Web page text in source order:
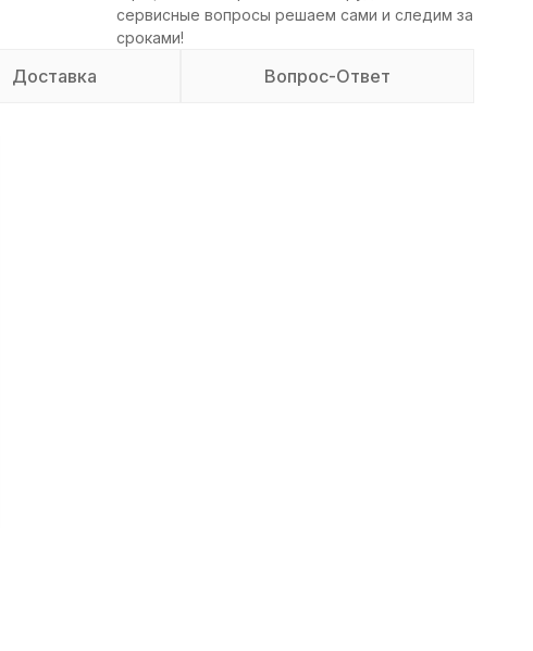
сервисные вопросы решаем сами и следим за
сроками!
Доставка Вопрос-Ответ